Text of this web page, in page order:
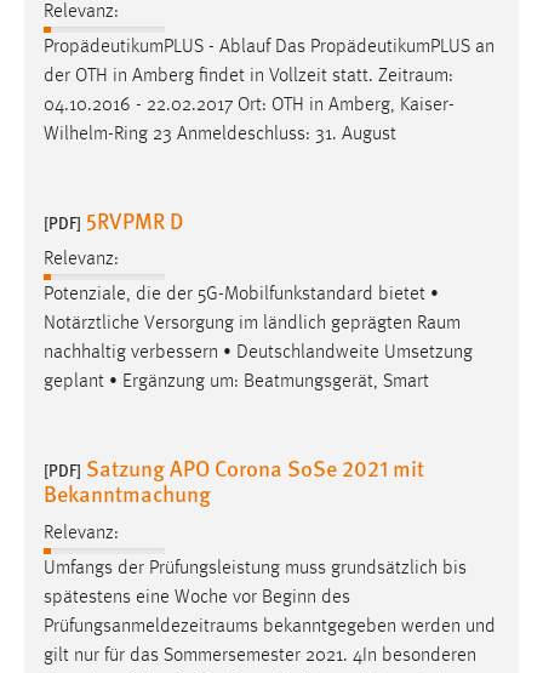
Relevanz:
PropädeutikumPLUS - Ablauf Das PropädeutikumPLUS an
der OTH in Amberg findet in Vollzeit statt. Zeitraum:
04.10.2016 - 22.02.2017 Ort: OTH in Amberg, Kaiser-
Wilhelm-Ring 23 Anmeldeschluss: 31. August
[PDF] 5RVPMR D
Relevanz:
Potenziale, die der 5G-Mobilfunkstandard bietet •
Notärztliche Versorgung im ländlich geprägten Raum
nachhaltig verbessern • Deutschlandweite Umsetzung
geplant • Ergänzung um: Beatmungsgerät, Smart
[PDF] Satzung APO Corona SoSe 2021 mit
Bekanntmachung
Relevanz:
Umfangs der Prüfungsleistung muss grundsätzlich bis
spätestens eine Woche vor Beginn des
Prüfungsanmeldezeitraums bekanntgegeben werden und
gilt nur für das Sommersemester 2021. 4In besonderen